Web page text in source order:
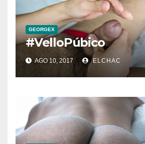
GEORGEX
#VelloPúbico
AGO 10, 2017 ELCHAC